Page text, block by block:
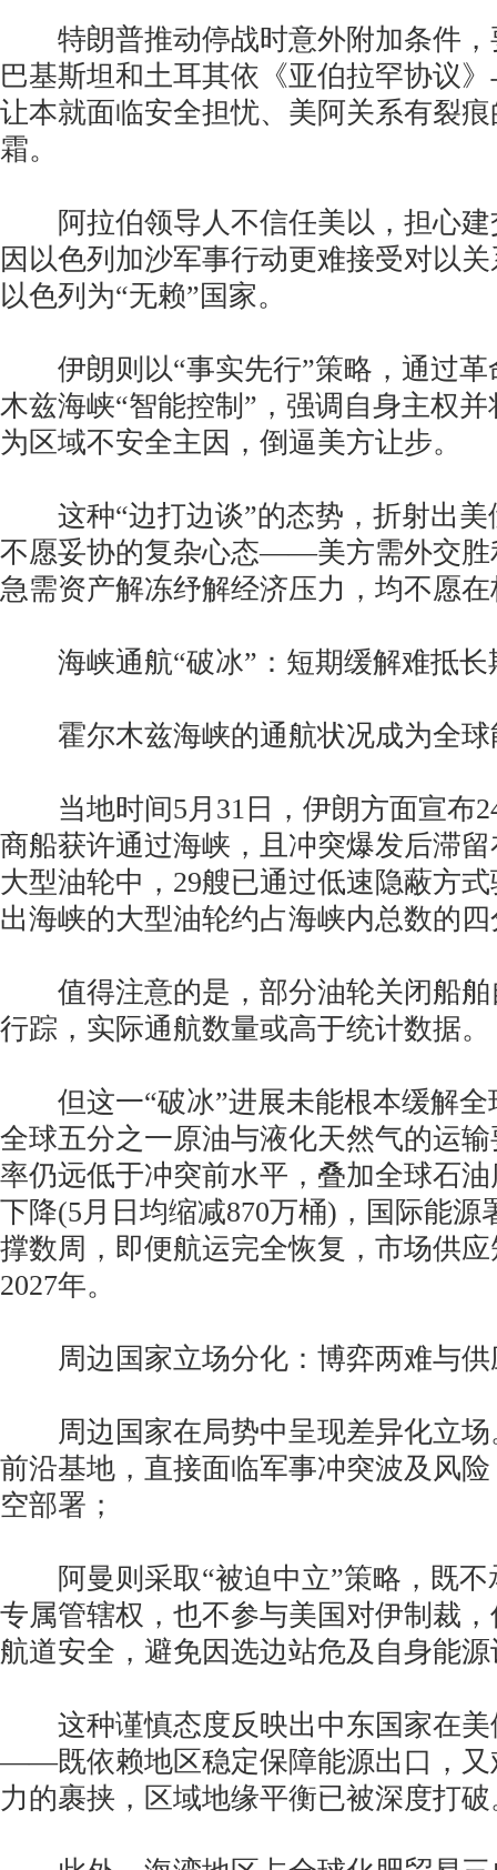
特朗普推动停战时意外附加条件，
巴基斯坦和土耳其依《亚伯拉罕协议
让本就面临安全担忧、美阿关系有裂
霜。
阿拉伯领导人不信任美以，担心建
因以色列加沙军事行动更难接受对以
以色列为“无赖”国家。
伊朗则以“事实先行”策略，通过革
木兹海峡“智能控制”，强调自身主权
为区域不安全主因，倒逼美方让步。
这种“边打边谈”的态势，折射出美
不愿妥协的复杂心态——美方需外交胜
急需资产解冻纾解经济压力，均不愿
海峡通航“破冰”：短期缓解难抵长
霍尔木兹海峡的通航状况成为全球
当地时间5月31日，伊朗方面宣布
商船获许通过海峡，且冲突爆发后滞
大型油轮中，29艘已通过低速隐蔽方
出海峡的大型油轮约占海峡内总数的
值得注意的是，部分油轮关闭船舶
行踪，实际通航数量或高于统计数据。
但这一“破冰”进展未能根本缓解全
全球五分之一原油与液化天然气的运
率仍远低于冲突前水平，叠加全球石
下降(5月日均缩减870万桶)，国际能源
撑数周，即便航运完全恢复，市场供
2027年。
周边国家立场分化：博弈两难与供
周边国家在局势中呈现差异化立场
前沿基地，直接面临军事冲突波及风
空部署；
阿曼则采取“被迫中立”策略，既不
专属管辖权，也不参与美国对伊制裁
航道安全，避免因选边站危及自身能
这种谨慎态度反映出中东国家在美
——既依赖地区稳定保障能源出口，又
力的裹挟，区域地缘平衡已被深度打破